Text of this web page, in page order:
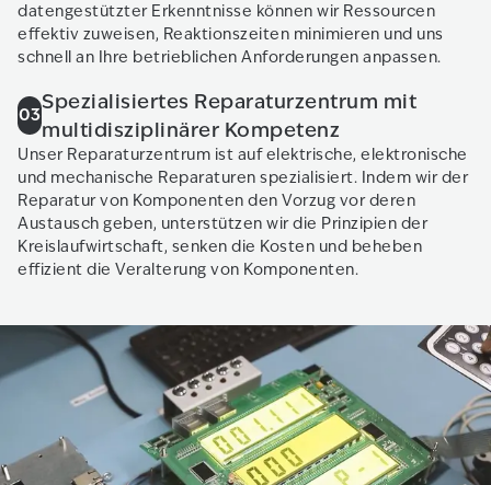
datengestützter Erkenntnisse können wir Ressourcen
effektiv zuweisen, Reaktionszeiten minimieren und uns
schnell an Ihre betrieblichen Anforderungen anpassen.
03
Spezialisiertes Reparaturzentrum mit
multidisziplinärer Kompetenz
Unser Reparaturzentrum ist auf elektrische, elektronische
und mechanische Reparaturen spezialisiert. Indem wir der
Reparatur von Komponenten den Vorzug vor deren
Austausch geben, unterstützen wir die Prinzipien der
Kreislaufwirtschaft, senken die Kosten und beheben
effizient die Veralterung von Komponenten.